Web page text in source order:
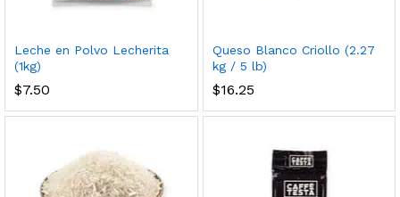
Leche en Polvo Lecherita
(1kg)
$7.50
Queso Blanco Criollo (2.27
kg / 5 lb)
$16.25